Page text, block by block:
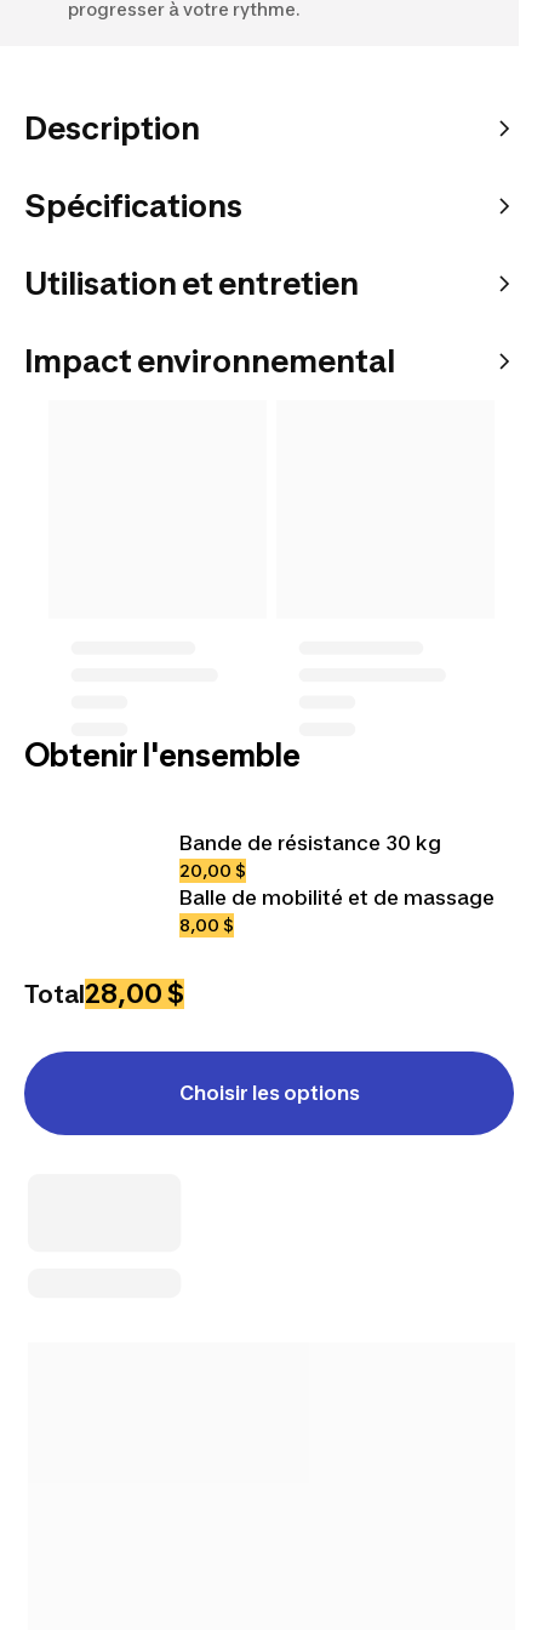
progresser à votre rythme.
Description
Spécifications
Utilisation et entretien
Impact environnemental
Obtenir l'ensemble
Bande de résistance 30 kg
20,00 $
Balle de mobilité et de massage
8,00 $
Total28,00 $
Choisir les options